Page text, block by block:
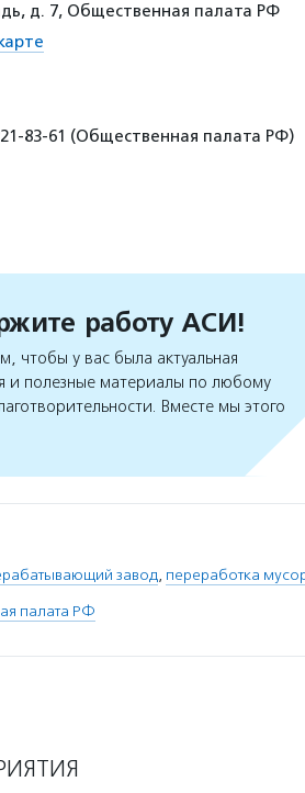
д. 7, Общественная палата РФ
83-61 (Общественная палата РФ)
работу АСИ!
чтобы у вас была актуальная
и полезные материалы по любому
Вместе мы этого
завод, переработка
палата РФ